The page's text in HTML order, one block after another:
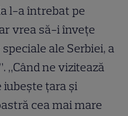
l-a întrebat pe
vrea să-i învețe
ale Serbiei, a
„Când ne vizitează
iubește țara și
cea mai mare